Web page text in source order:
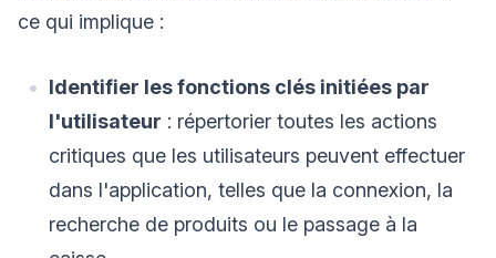
ce qui implique :
Identifier les fonctions clés initiées par
l'utilisateur : répertorier toutes les actions
critiques que les utilisateurs peuvent effectuer
dans l'application, telles que la connexion, la
recherche de produits ou le passage à la